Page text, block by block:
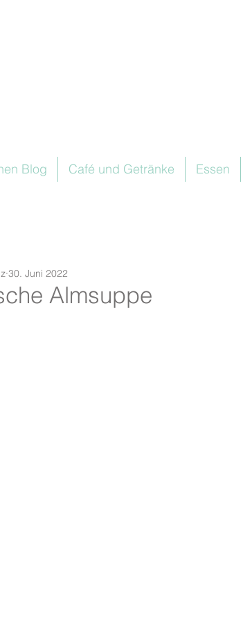
Blog Café und Getränke Essen
Almsuppe
30. Juni 2022